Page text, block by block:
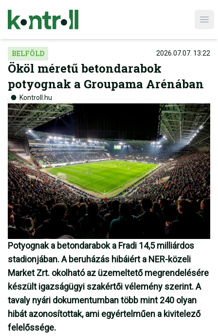
BELFÖLD 2026.07.07. 13:22
Ököl méretű betondarabok
potyognak a Groupama Arénában
Kontroll.hu
Potyognak a betondarabok a Fradi 14,5 milliárdos
stadionjában. A beruházás hibáiért a NER-közeli
Market Zrt. okolható az üzemeltető megrendelésére
készült igazságügyi szakértői vélemény szerint. A
tavaly nyári dokumentumban több mint 240 olyan
hibát azonosítottak, ami egyértelműen a kivitelező
felelőssége.